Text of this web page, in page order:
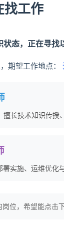
找工作
态，正在寻找
期望工作地点：
擅长技术知识传授
实施、运维优化
岗位，希望能点击